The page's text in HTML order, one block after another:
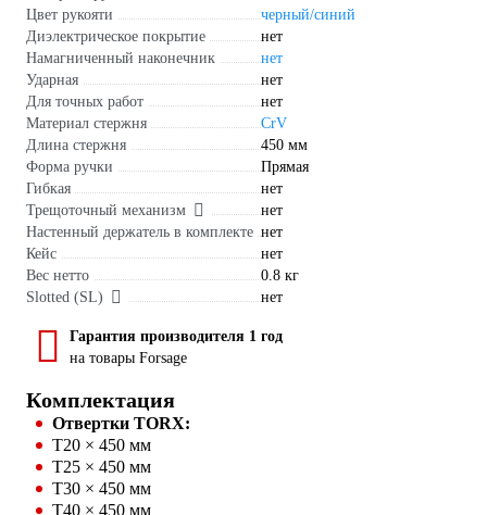
Цвет рукояти
черный/синий
Диэлектрическое покрытие
нет
Намагниченный наконечник
нет
Ударная
нет
Для точных работ
нет
Материал стержня
CrV
Длина стержня
450 мм
Форма ручки
Прямая
Гибкая
нет
Трещоточный механизм
нет
Настенный держатель в комплекте нет
Кейс
нет
Вес нетто
0.8 кг
Slotted (SL)
нет
Гарантия производителя 1 год
на товары Forsage
Комплектация
Отвертки TORX:
T20 × 450 мм
T25 × 450 мм
T30 × 450 мм
T40 × 450 мм